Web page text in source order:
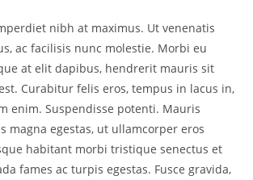
nibh at maximus. Ut venenatis
ac facilisis nunc molestie. Morbi eu
at elit dapibus, hendrerit mauris sit
Curabitur felis eros, tempus in lacus in,
enim. Suspendisse potenti. Mauris
magna egestas, ut ullamcorper eros
habitant morbi tristique senectus et
fames ac turpis egestas. Fusce gravida,